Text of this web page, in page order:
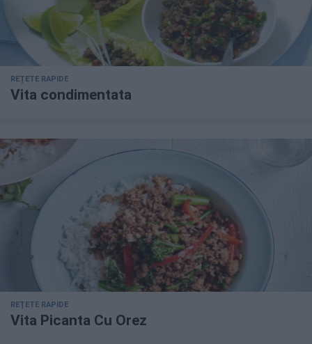
REȚETE RAPIDE
Vita condimentata
REȚETE RAPIDE
Vita Picanta Cu Orez